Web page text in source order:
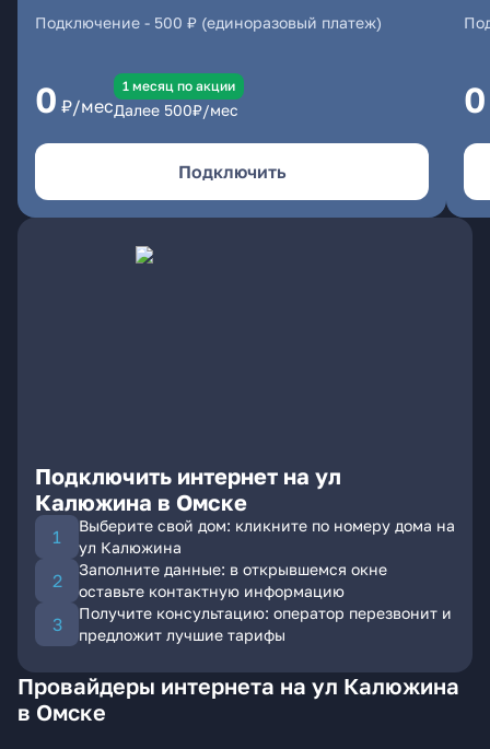
Подключение - 500 ₽ (единоразовый платеж)
0 ₽/мес
1 месяц по акции
Далее 500₽/мес
Подключить
0
Подключить интернет на ул
Калюжина в Омске
Выберите свой дом: кликните по номеру дома на
ул Калюжина
Заполните данные: в открывшемся окне
оставьте контактную информацию
Получите консультацию: оператор перезвонит и
предложит лучшие тарифы
Провайдеры интернета на ул Калюжина
в Омске